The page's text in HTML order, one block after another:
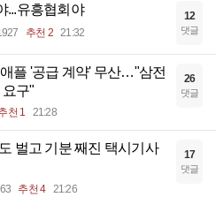
...유흥협회야
추천 2 21:32
12
댓글
플 '공급 계약' 무산…"삼전
구"
천 1 21:28
26
댓글
벌고 기분 째진 택시기사
추천 4 21:26
17
댓글